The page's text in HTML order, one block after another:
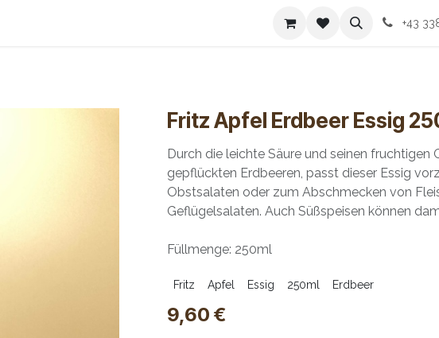
Impressum +43
Fritz Apfel Erdbeer Essig
Durch die leichte Säure und seinen fruchtigen
gepflückten Erdbeeren, passt dieser Essig
Obstsalaten oder zum Abschmecken von
Geflügelsalaten. Auch Süßspeisen können
Füllmenge: 250ml
Fritz Apfel Essig 250ml Erdbeer
9,60 €